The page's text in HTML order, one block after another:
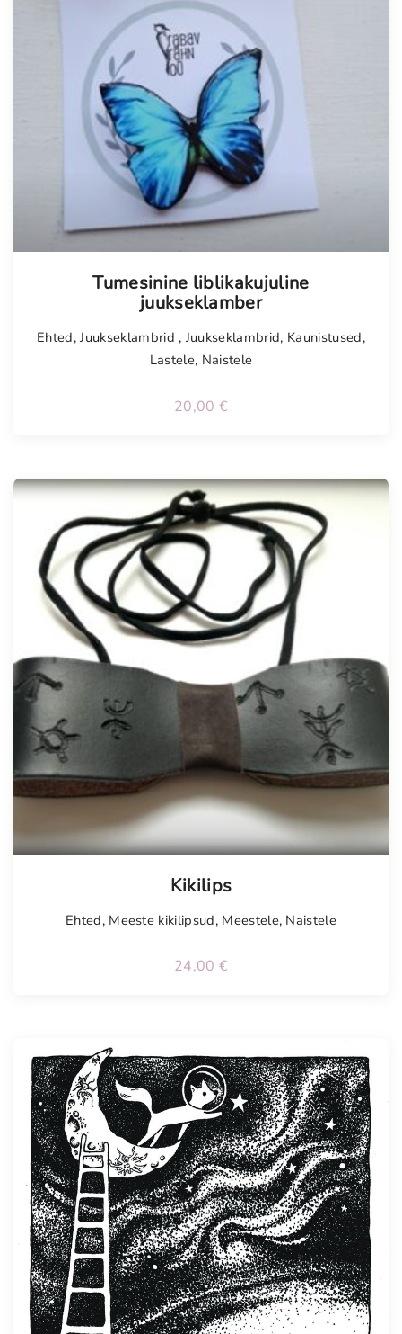
Tumesinine liblikakujuline
juukseklamber
Ehted,Juukseklambrid , Juukseklambrid, Kaunistused,
Lastele, Naistele
20,00 €
Kikilips
Ehted, Meeste kikilipsud, Meestele, Naistele
24,00 €